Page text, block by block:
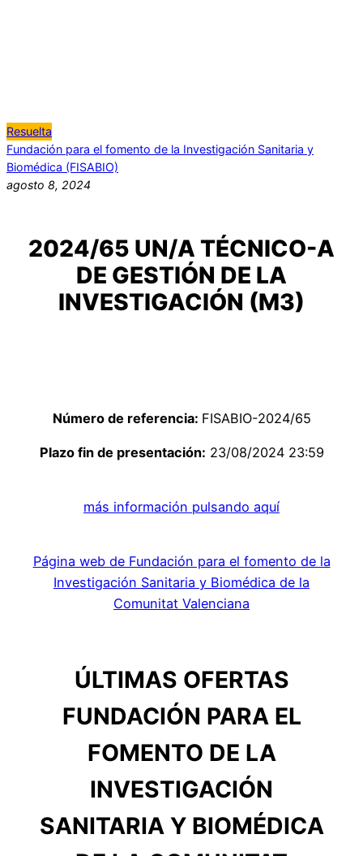
Resuelta
Fundación para el fomento de la Investigación Sanitaria y
Biomédica (FISABIO)
agosto 8, 2024
2024/65 UN/A TÉCNICO-A
DE GESTIÓN DE LA
INVESTIGACIÓN (M3)
Número de referencia: FISABIO-2024/65
Plazo fin de presentación: 23/08/2024 23:59
más información pulsando aquí
Página web de Fundación para el fomento de la
Investigación Sanitaria y Biomédica de la
Comunitat Valenciana
ÚLTIMAS OFERTAS
FUNDACIÓN PARA EL
FOMENTO DE LA
INVESTIGACIÓN
SANITARIA Y BIOMÉDICA